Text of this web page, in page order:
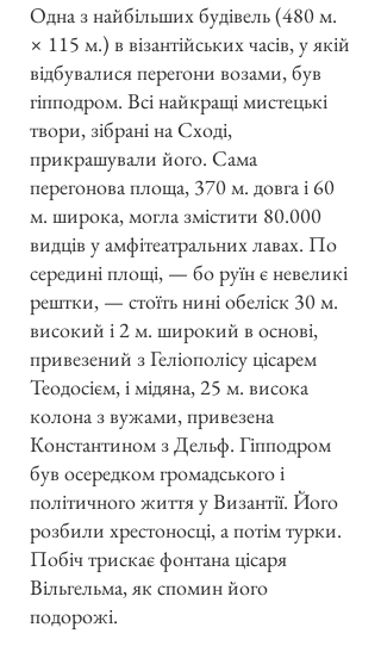
Одна з найбільших будівель (480 м.
× 115 м.) в візантійських часів, у якій
відбувалися перегони возами, був
гіпподром. Всі найкращі мистецькі
твори, зібрані на Сході,
прикрашували його. Сама
перегонова площа, 370 м. довга і 60
м. широка, могла змістити 80.000
видців у амфітеатральних лавах. По
середині площі, — бо руїн є невеликі
рештки, — стоїть нині обеліск 30 м.
високий і 2 м. широкий в основі,
привезений з Геліополісу цісарем
Теодосієм, і мідяна, 25 м. висока
колона з вужами, привезена
Константином з Дельф. Гіпподром
був осередком громадського і
політичного життя у Византії. Його
розбили хрестоносці, а потім турки.
Побіч трискає фонтана цісаря
Вільгельма, як спомин його
подорожі.